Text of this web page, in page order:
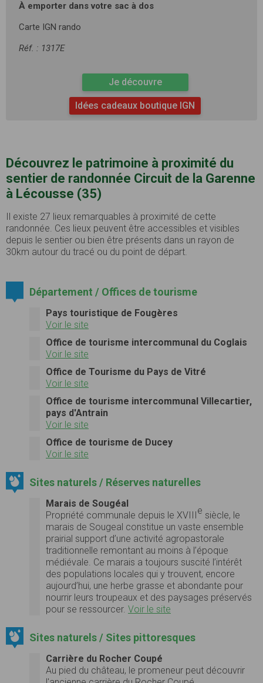
À emporter dans votre sac à dos
Carte IGN rando
Réf. : 1317E
Je découvre
Idées cadeaux boutique IGN
Découvrez le patrimoine à proximité du
sentier de randonnée Circuit de la Garenne
à Lécousse (35)
Il existe 27 lieux remarquables à proximité de cette
randonnée. Ces lieux peuvent être accessibles et visibles
depuis le sentier ou bien être présents dans un rayon de
30km autour du tracé ou du point de départ.
Département / Offices de tourisme
Pays touristique de Fougères
Voir le site
Office de tourisme intercommunal du Coglais
Voir le site
Office de Tourisme du Pays de Vitré
Voir le site
Office de tourisme intercommunal Villecartier,
pays d'Antrain
Voir le site
Office de tourisme de Ducey
Voir le site
Sites naturels / Réserves naturelles
Marais de Sougéal
Propriété communale depuis le XVIII e siècle, le
marais de Sougeal constitue un vaste ensemble
prairial support d’une activité agropastorale
traditionnelle remontant au moins à l’époque
médiévale. Ce marais a toujours suscité l’intérêt
des populations locales qui y trouvent, encore
aujourd’hui, une herbe grasse et abondante pour
nourrir leurs troupeaux et des paysages préservés
pour se ressourcer. Voir le site
Sites naturels / Sites pittoresques
Carrière du Rocher Coupé
Au pied du château, le promeneur peut découvrir